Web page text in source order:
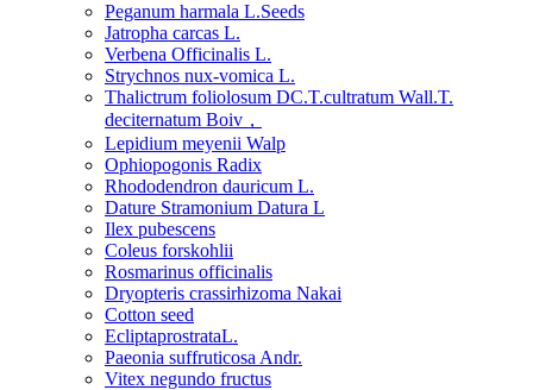
Peganum harmala L.Seeds
Jatropha carcas L.
Verbena Officinalis L.
Strychnos nux-vomica L.
Thalictrum foliolosum DC.T.cultratum Wall.T.
deciternatum Boiv，
Lepidium meyenii Walp
Ophiopogonis Radix
Rhododendron dauricum L.
Dature Stramonium Datura L
Ilex pubescens
Coleus forskohlii
Rosmarinus officinalis
Dryopteris crassirhizoma Nakai
Cotton seed
EcliptaprostrataL.
Paeonia suffruticosa Andr.
Vitex negundo fructus